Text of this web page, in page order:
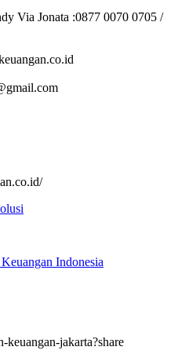
Via Jonata :0877 0070 0705 /
Indonesia
keuangan-jakarta?share